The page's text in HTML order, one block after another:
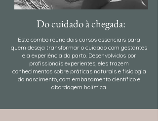
Do cuidado à chegada:
Este combo reúne dois cursos essenciais para
quem deseja transformar o cuidado com gestantes
e a experiência do parto. Desenvolvidos por
profissionais experientes, eles trazem
conhecimentos sobre práticas naturais e fisiologia
do nascimento, com embasamento científico e
abordagem holística.